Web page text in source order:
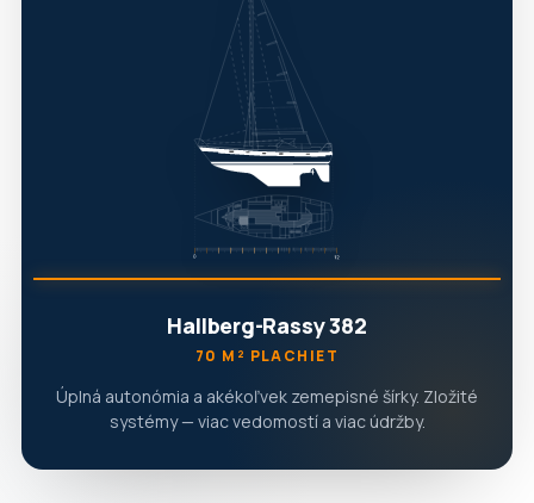
Hallberg-Rassy 382
70 M² PLACHIET
Úplná autonómia a akékoľvek zemepisné šírky. Zložité
systémy — viac vedomostí a viac údržby.